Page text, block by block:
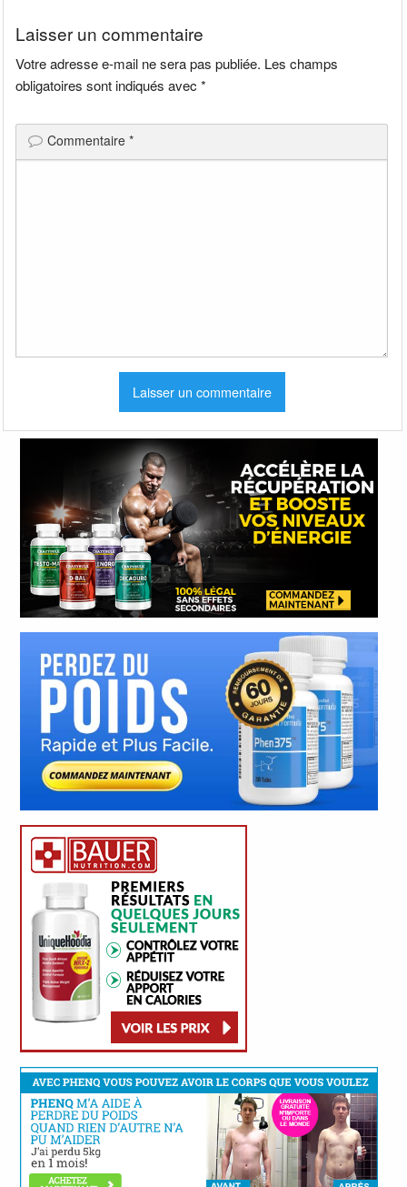
Laisser un commentaire
Votre adresse e-mail ne sera pas publiée. Les champs
obligatoires sont indiqués avec*
Commentaire*